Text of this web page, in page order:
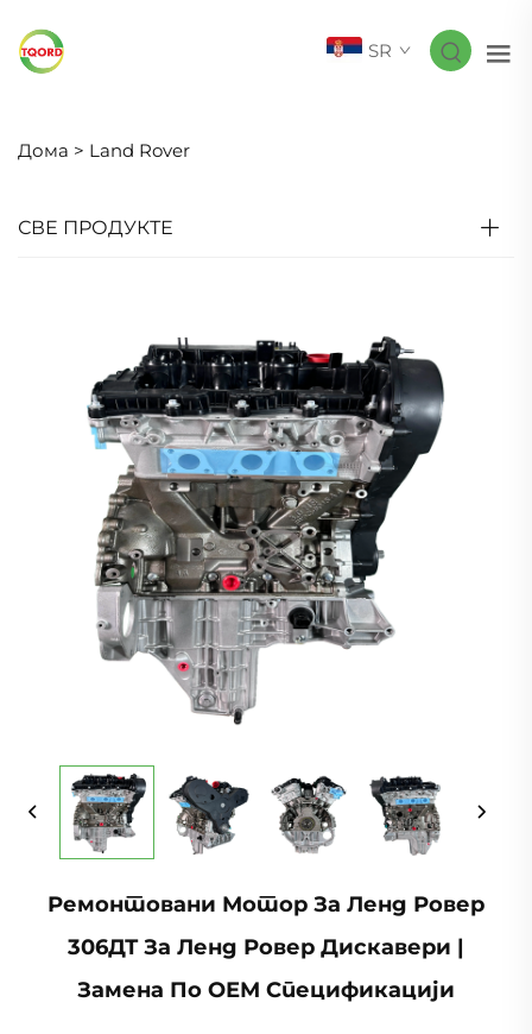
SR
Дома > Land Rover
СВЕ ПРОДУКТЕ
Ремонтовани Мотор За Ленд Ровер
306ДТ За Ленд Ровер Дискавери |
Замена По ОЕМ Спецификацији